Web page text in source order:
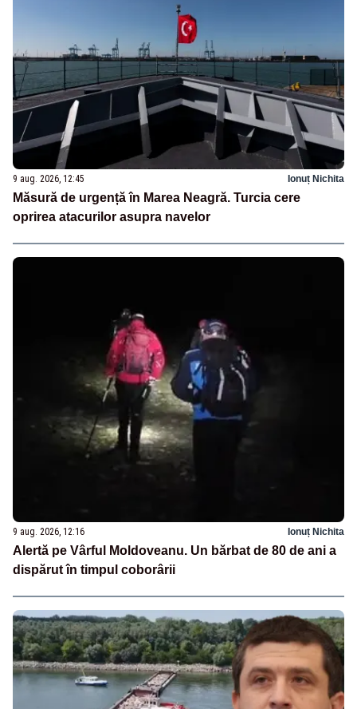
9 aug. 2026, 12:45 Ionuț Nichita
Măsură de urgență în Marea Neagră. Turcia cere
oprirea atacurilor asupra navelor
9 aug. 2026, 12:16 Ionuț Nichita
Alertă pe Vârful Moldoveanu. Un bărbat de 80 de ani a
dispărut în timpul coborârii